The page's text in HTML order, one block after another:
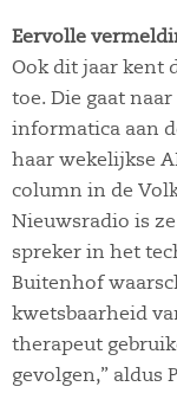
Eervolle
Ook dit jaar kent
toe. Die gaat
informatica aan
haar wekelijkse
column in de
Nieuwsradio is
spreker in het
Buitenhof
kwetsbaarheid
therapeut
gevolgen,” aldus